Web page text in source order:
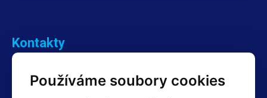
Používáme soubory cookies
Kontakty
+420 603 357 606 +420 605 234 204